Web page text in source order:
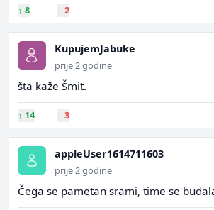
↑ 8 ↓ 2
KupujemJabuke
prije 2 godine
šta kaže Šmit.
↑ 14 ↓ 3
appleUser1614711603
prije 2 godine
Čega se pametan srami, time se